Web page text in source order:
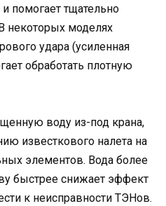
помогает тщательно
некоторых моделях
удара (усиленная
обработать плотную
воду из-под крана,
известкового налета на
элементов. Вода более
быстрее снижает эффект
к неисправности ТЭНов.